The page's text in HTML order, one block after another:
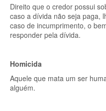
Direito que o credor possui
caso a dívida não seja paga,
caso de incumprimento, o
responder pela dívida.
Homicida
Aquele que mata um ser
alguém.